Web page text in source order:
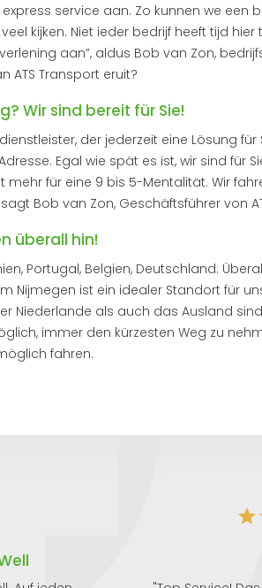
service aan. Zo kunnen we een
kijken. Niet ieder bedrijf heeft tijd hier
aan”, aldus Bob van Zon,
ATS Transport eruit?
Wir sind bereit für Sie!
der jederzeit eine Lösung für
Egal wie spät es ist, wir sind für
für eine 9 bis 5-Mentalität. Wir
Bob van Zon, Geschäftsführer von
überall hin!
Portugal, Belgien, Deutschland:
Nijmegen ist ein idealer Standort für
Niederlande als auch das Ausland
immer den kürzesten Weg zu
fahren.